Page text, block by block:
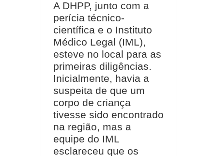
A DHPP, junto com a
perícia técnico-
científica e o Instituto
Médico Legal (IML),
esteve no local para as
primeiras diligências.
Inicialmente, havia a
suspeita de que um
corpo de criança
tivesse sido encontrado
na região, mas a
equipe do IML
esclareceu que os